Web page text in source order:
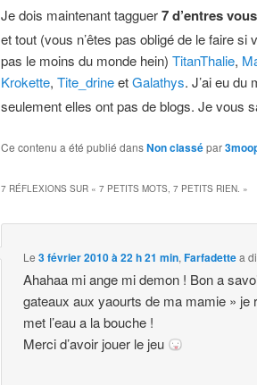
Je dois maintenant tagguer7 d’entres vous
et tout (vous n’êtes pas obligé de le faire si
pas le moins du monde hein) TitanThalie,
Krokette, Tite_drineetGalathys. J’ai eu du
seulement elles ont pas de blogs. Je vous
Ce contenu a été publié dansNon classépar
7 RÉFLEXIONS SUR « 7 PETITS MOTS, 7 PETITS RIEN. »
Le3 février 2010 à 22 h 21 min,Farfadettea
Ahahaa mi ange mi demon ! Bon a
gateaux aux yaourts de ma mamie »
met l’eau a la bouche !
Merci d’avoir jouer le jeu